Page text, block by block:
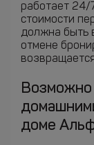
работает 24/
стоимости
должна быть
отмене
доме